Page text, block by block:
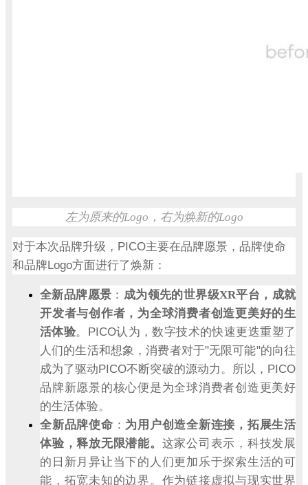
左为原来的Logo ，右为焕新的Logo
对于本次品牌升级， PICO主要在品牌愿景，品牌使命
和品牌Logo方面进行了焕新：
全新品牌愿景 ： 成为领先的世界级XR平台，成就
开发者与创作者，为全球消费者创造更美好的生
活体验。 PICO认为，数字技术的快速更迭重塑了
人们的生活和想象，消费者对于"无限可能"的向往
成为了驱动PICO不断突破的源动力。所以， PICO
品牌新愿景的核心便是为全球消费者创造更美好
的生活体验。
全新品牌使命 ： 为用户创造全新连接，拓展生活
体验，释放无限潜能。 这家公司表示，科技发展
的日新月异让当下的人们更加乐于探索生活的可
能，拓宽未知的边界。作为链接虚拟与现实世界